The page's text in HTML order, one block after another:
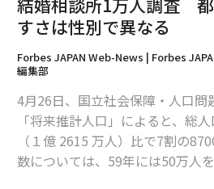
すさは性別で異なる
Forbes JAPAN Web-News | Forbes
編集部
4月26日、国立社会保障・人口問
「将来推計人口」によると、総
（１億 2615 万人）比で7割の
数については、59年には50万人